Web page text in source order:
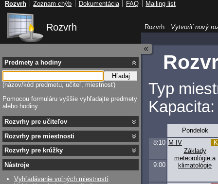
Rozvrh
Typ
Pondelok
8:10
Základy
meteorológie a
klimatológie
M-IV K
9:00
Predmety a hodiny
Hľadaj
(názov/kód predmetu, učiteľ, miestnosť)
Pomocou formuláru vyššie vyhľadajte predmety
alebo hodiny
Rozvrhy pre učiteľov
Rozvrhy pre miestnosti
Rozvrhy pre krúžky
Nástroje
Vyhľadávanie voľných miestností
Rozvrh Vytvoriť nový
Rozvrh Zoznam chýb Dokumentácia FAQ Mailing list